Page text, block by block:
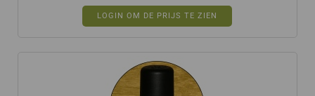
LOGIN OM DE PRIJS TE ZIEN